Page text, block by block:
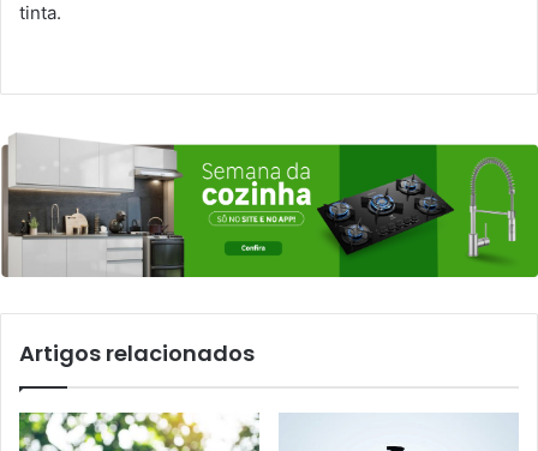
tinta.
Artigos relacionados